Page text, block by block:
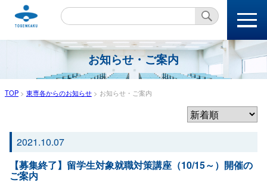
本文へ
お知らせ・ご案内
TOP > 東専各からのお知らせ > お知らせ・ご案内
2021.10.07
【募集終了】留学生対象就職対策講座（10/15～）開催の
ご案内